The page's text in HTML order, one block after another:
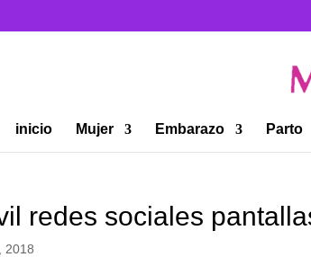
inicio Mujer Embarazo Parto
redes sociales
2018